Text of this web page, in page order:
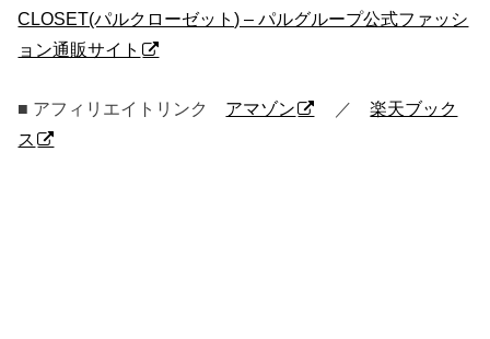
CLOSET(パルクローゼット) – パルグループ公式ファッシ
ョン通販サイト
■ アフィリエイトリンク アマゾン ／楽天ブック
ス